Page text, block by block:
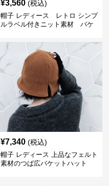
¥3,560 (税込)
帽子 レディース レトロ シンプ
ルラベル付きニット素材 バケ
¥7,340 (税込)
帽子 レディース 上品なフェルト
素材のつば広バケットハット